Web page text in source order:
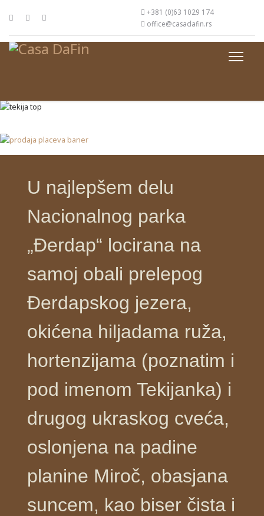
+381 (0)63 1029 174
office@casadafin.rs
U najlepšem delu
Nacionalnog parka
„Đerdap“ locirana na
samoj obali prelepog
Đerdapskog jezera,
okićena hiljadama ruža,
hortenzijama (poznatim i
pod imenom Tekijanka) i
drugog ukraskog cveća,
oslonjena na padine
planine Miroč, obasjana
suncem, kao biser čista i